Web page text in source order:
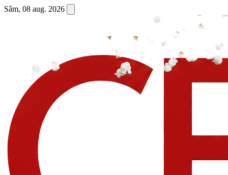
Sâm, 08 aug. 2026